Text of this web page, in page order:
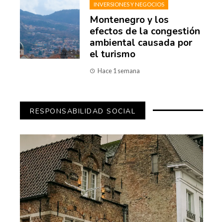
INVERSIONES Y NEGOCIOS
Montenegro y los
efectos de la congestión
ambiental causada por
el turismo
Hace 1 semana
RESPONSABILIDAD SOCIAL